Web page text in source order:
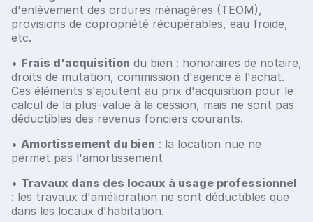
d'enlèvement des ordures ménagères (TEOM),
provisions de copropriété récupérables, eau froide,
etc.
• Frais d'acquisition du bien : honoraires de notaire,
droits de mutation, commission d'agence à l'achat.
Ces éléments s'ajoutent au prix d'acquisition pour le
calcul de la plus-value à la cession, mais ne sont pas
déductibles des revenus fonciers courants.
• Amortissement du bien : la location nue ne
permet pas l'amortissement
• Travaux dans des locaux à usage professionnel
: les travaux d'amélioration ne sont déductibles que
dans les locaux d'habitation.